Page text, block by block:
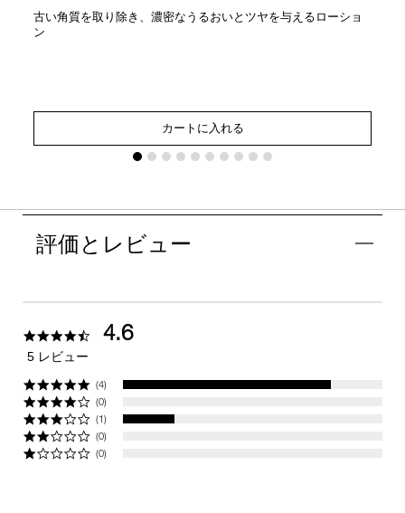
古い角質を取り除き、濃密なうるおいとツヤを与えるローショ
ン
カートに入れる
評価とレビュー
4.64.6
5 レビュー
(4)
(0)
(1)
(0)
(0)